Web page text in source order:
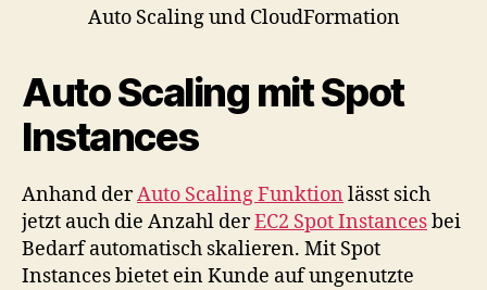
Auto Scaling mit Spot
Instances
Anhand derAuto Scaling Funktion lässt sich
jetzt auch die Anzahl derEC2 Spot Instancesbei
Bedarf automatisch skalieren. Mit Spot
Instances bietet ein Kunde auf ungenutzte